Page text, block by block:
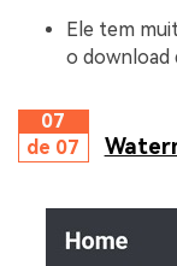
Ele tem
o download
07
de 07